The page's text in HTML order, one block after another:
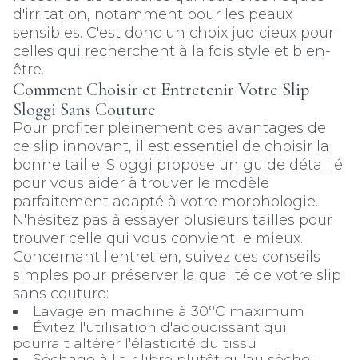
d'irritation, notamment pour les peaux
sensibles. C'est donc un choix judicieux pour
celles qui recherchent à la fois style et bien-
être.
Comment Choisir et Entretenir Votre Slip
Sloggi Sans Couture
Pour profiter pleinement des avantages de
ce slip innovant, il est essentiel de choisir la
bonne taille. Sloggi propose un guide détaillé
pour vous aider à trouver le modèle
parfaitement adapté à votre morphologie.
N'hésitez pas à essayer plusieurs tailles pour
trouver celle qui vous convient le mieux.
Concernant l'entretien, suivez ces conseils
simples pour préserver la qualité de votre slip
sans couture:
Lavage en machine à 30°C maximum
Évitez l'utilisation d'adoucissant qui
pourrait altérer l'élasticité du tissu